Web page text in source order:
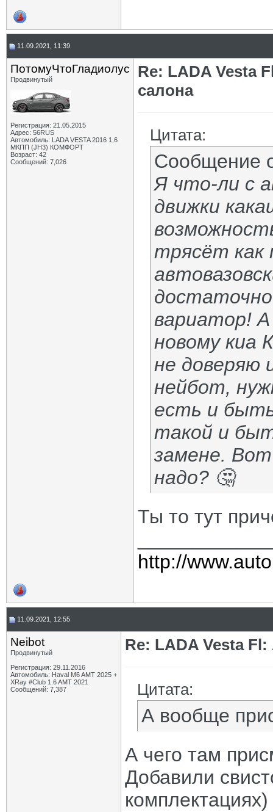
11.09.2021, 11:39
ПотомуЧтоГладиолус
Продвинутый
Регистрация: 21.05.2015
Адрес: 56RUS
Автомобиль: LADA VESTA 2016 1.6
МКПП (JH3) КОМФОРТ
Возраст: 42
Сообщений: 7,026
Re: LADA Vesta
салона
Цитата:
Сообщение
Я что-ли с
движки
трясёт как
вариатор!
новому киа
не доверяю
нейбот,
есть и
такой и
замене.
надо? 🤔
Ты то тут
http://
11.09.2021, 12:55
Neibot
Продвинутый
Регистрация: 29.11.2016
Автомобиль: Haval M6 AMT 2025 +
XRay #Club 1.6 AMT 2021
Сообщений: 7,387
Re: LADA Vesta
Цитата:
А вообще
А чего там
Добавили